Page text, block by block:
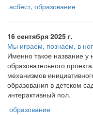
асбест, образование
16 сентября 2025 г.
Мы играем, познаем, в
Именно такое название у
образовательного
механизмов
образования в детском
интерактивный пол.
образование